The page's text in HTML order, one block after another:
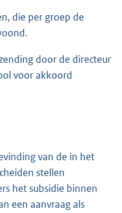
die per groep de
door de directeur
voor akkoord
van de in het
stellen
het subsidie binnen
een aanvraag als